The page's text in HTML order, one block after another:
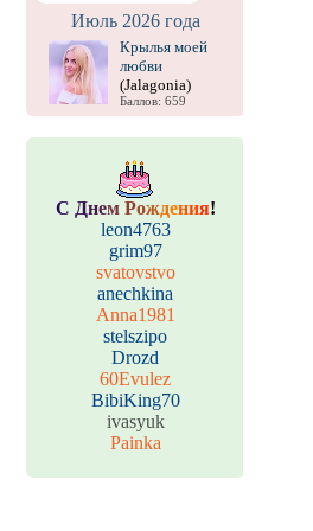
Июль 2026 года
Крылья моей
любви
(Jalagonia)
Баллов: 659
С Днем Рождения!
leon4763
grim97
svatovstvo
anechkina
Anna1981
stelszipo
Drozd
60Evulez
BibiKing70
ivasyuk
Painka